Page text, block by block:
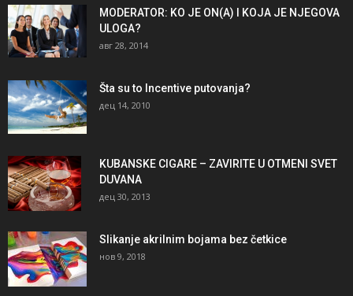
MODERATOR: KO JE ON(A) I KOJA JE NJEGOVA
ULOGA?
авг 28, 2014
Šta su to Incentive putovanja?
дец 14, 2010
KUBANSKE CIGARE – ZAVIRITE U OTMENI SVET
DUVANA
дец 30, 2013
Slikanje akrilnim bojama bez četkice
нов 9, 2018